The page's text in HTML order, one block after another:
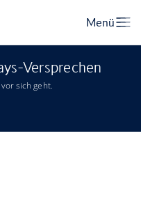
Versprechen
sich geht.